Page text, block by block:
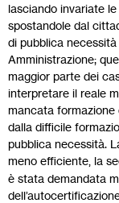
lasciando invariate
spostandole dal
di pubblica
Amministrazione;
maggior parte dei
interpretare il reale
mancata formazione
dalla difficile
pubblica necessità.
meno efficiente, la
è stata demandata